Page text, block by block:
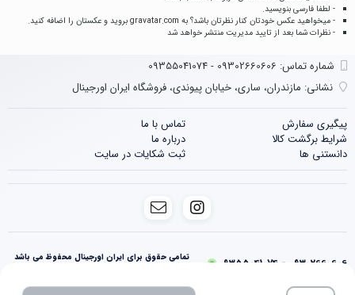
- لطفا فارسی بنویسید.
- میخواهید عکس خودتان کنار نظرتان باشد؟ به gravatar.com بروید و عکستان را اضافه کنید.
- نظرات شما بعد از تایید مدیریت منتشر خواهد شد
شماره تماس‌: 09302660606 - 09355041074
نشانی: مازندران، ساری، خیابان پیوندی، فروشگاه ایران اورجینال
پیگیری سفارش
تماس با ما
شرایط برگشت کالا
درباره ما
دانستنی ها
ثبت شکایات در سایت
09302660606 - 09355041074
تمامی حقوق برای ایران اورجینال محفوظ می باشد